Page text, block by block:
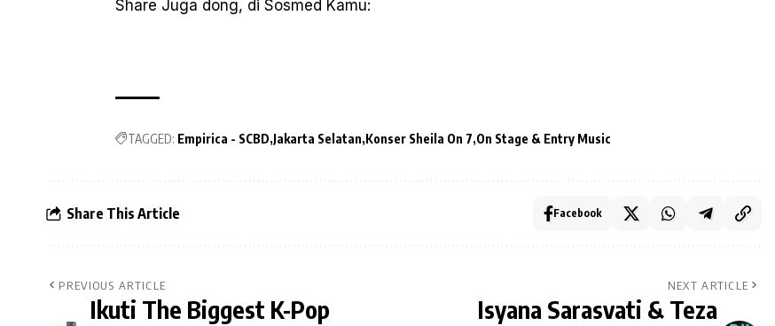
Share Juga dong, di Sosmed Kamu:
TAGGED: Empirica - SCBD Jakarta Selatan Konser Sheila On 7 On Stage & Entry Music
Share This Article Facebook
PREVIOUS ARTICLE
Ikuti The Biggest K-Pop
NEXT ARTICLE
Isyana Sarasvati & Teza